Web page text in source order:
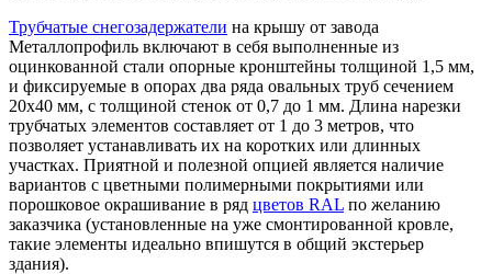
Трубчатые снегозадержатели на крышу от завода
Металлопрофиль включают в себя выполненные из
оцинкованной стали опорные кронштейны толщиной 1,5 мм,
и фиксируемые в опорах два ряда овальных труб сечением
20x40 мм, с толщиной стенок от 0,7 до 1 мм. Длина нарезки
трубчатых элементов составляет от 1 до 3 метров, что
позволяет устанавливать их на коротких или длинных
участках. Приятной и полезной опцией является наличие
вариантов с цветными полимерными покрытиями или
порошковое окрашивание в ряд цветов RAL по желанию
заказчика (установленные на уже смонтированной кровле,
такие элементы идеально впишутся в общий экстерьер
здания).